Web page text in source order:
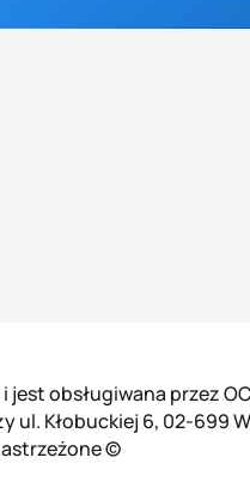
obsługiwana przez
ul. Kłobuckiej 6, 02-699
©